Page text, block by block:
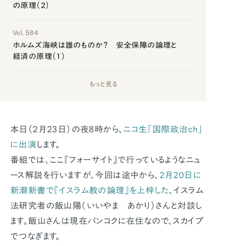
の原理（2）
Vol. 584
ホルムズ海峡は誰のものか？ 安全保障の論理と
経済の原理（1）
もっと見る
本日（2月23日）の夜8時から、 ニコ生「国際政治ch」
に出演します。
番組では、ここ『フォーサイト』で行っているようなニュ
ース解説を行いますが、今回は途中から、 2月20日に
新潮新書で『イスラム教の論理』を上梓した、イスラム
法研究者の飯山陽（いいやま あかり）さんと対談し
ます。飯山さんは現在バンコクに在住なので、スカイプ
でつなぎます。